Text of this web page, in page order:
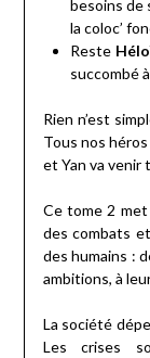
besoins de
la coloc’
Reste
succombé
Rien n’est
Tous nos
et Yan va venir
Ce tome 2 met
des combats
des humains :
ambitions, à
La société
Les crises